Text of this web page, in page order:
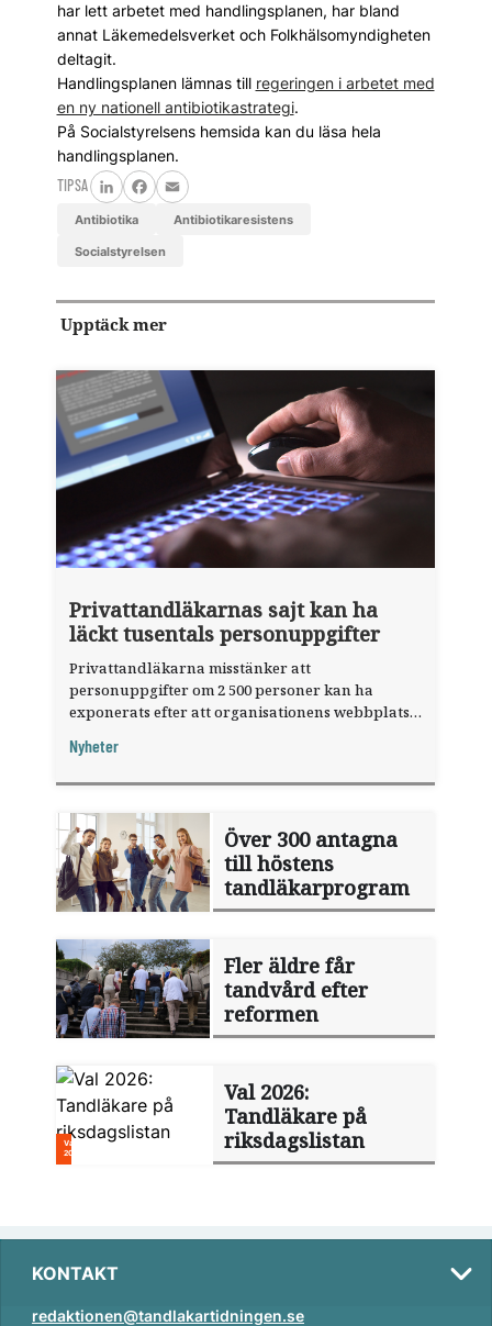
har lett arbetet med handlingsplanen, har bland
annat Läkemedelsverket och Folkhälsomyndigheten
deltagit.
Handlingsplanen lämnas till regeringen i arbetet med
en ny nationell antibiotikastrategi.
På Socialstyrelsens hemsida kan du läsa hela
handlingsplanen.
TIPSA
LinkedInFacebook
Email
antibiotika antibiotikaresistens
Socialstyrelsen
Upptäck mer
Privattandläkarnas sajt kan ha
läckt tusentals personuppgifter
Privattandläkarna misstänker att
personuppgifter om 2 500 personer kan ha
exponerats efter att organisationens webbplats
publiceringsverktyg.
Nyheter
Över 300 antagna
till höstens
tandläkarprogram
Fler äldre får
tandvård efter
reformen
Val 2026:
Tandläkare på
riksdagslistan
KONTAKT
redaktionen@tandlakartidningen.se